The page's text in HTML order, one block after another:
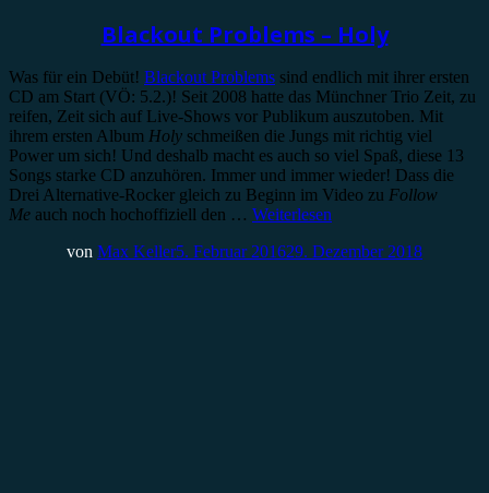
Blackout Problems – Holy
Was für ein Debüt! Blackout Problems sind endlich mit ihrer ersten
CD am Start (VÖ: 5.2.)! Seit 2008 hatte das Münchner Trio Zeit, zu
reifen, Zeit sich auf Live-Shows vor Publikum auszutoben. Mit
ihrem ersten Album Holy schmeißen die Jungs mit richtig viel
Power um sich! Und deshalb macht es auch so viel Spaß, diese 13
Songs starke CD anzuhören. Immer und immer wieder! Dass die
Drei Alternative-Rocker gleich zu Beginn im Video zu Follow
Me auch noch hochoffiziell den … Weiterlesen
von Max Keller5. Februar 201629. Dezember 2018